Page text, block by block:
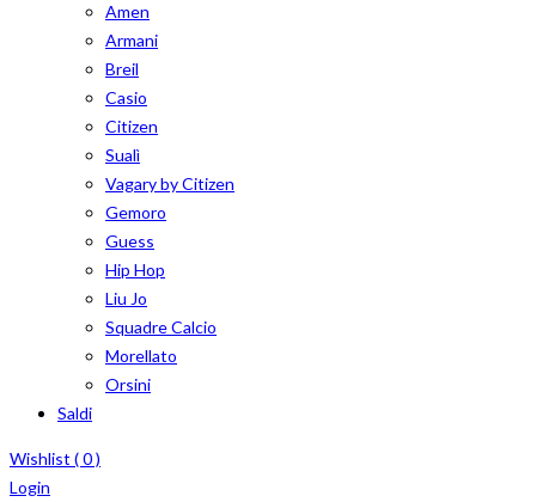
Amen
Armani
Breil
Casio
Citizen
Sualì
Vagary by Citizen
Gemoro
Guess
Hip Hop
Liu Jo
Squadre Calcio
Morellato
Orsini
Saldi
Wishlist (0)
Login